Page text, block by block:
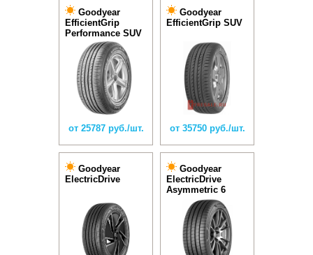
Goodyear
EfficientGrip
Performance SUV
от 25787 руб./шт.
Goodyear
EfficientGrip SUV
от 35750 руб./шт.
Goodyear
ElectricDrive
Goodyear
ElectricDrive
Asymmetric 6